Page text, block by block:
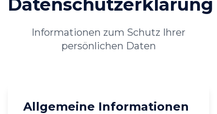
Datenschutzerklärung
Informationen zum Schutz Ihrer
persönlichen Daten
Allgemeine Informationen